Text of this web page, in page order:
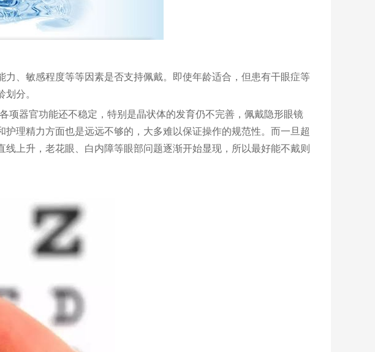
、敏感程度等等因素是否支持佩戴。即使年龄适合，但患有干眼症等
分。
项器官功能还不稳定，特别是晶状体的发育仍不完善，佩戴隐形眼镜
理精力方面也是远远不够的，大多难以保证操作的规范性。而一旦超
上升，老花眼、白内障等眼部问题逐渐开始显现，所以最好能不戴则